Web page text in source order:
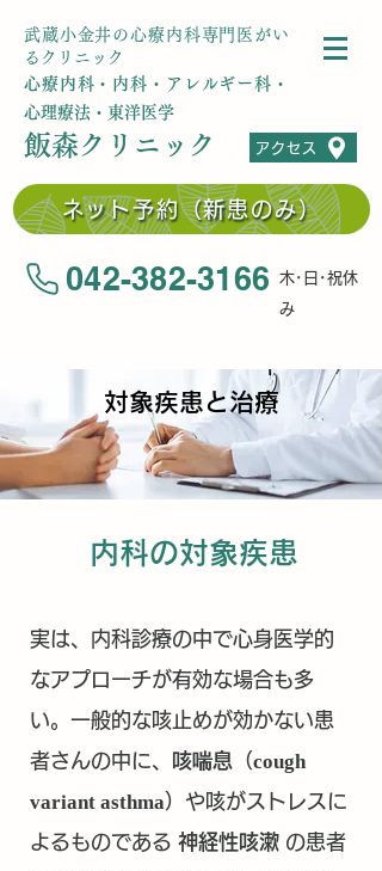
武蔵小金井の心療内科専門医がい
るクリニック
心療内科・内科・アレルギー科・
心理療法・東洋医学
飯森クリニック アクセス
ネット予約（新患のみ）
042-382-3166
木･日･祝休
み
対象疾患と治療
内科の対象疾患
実は、内科診療の中で心身医学的
なアプローチが有効な場合も多
い。一般的な咳止めが効かない患
者さんの中に、
咳喘息 （cough
variant asthma）や咳がストレスに
よるものである 神経性咳漱 の患者